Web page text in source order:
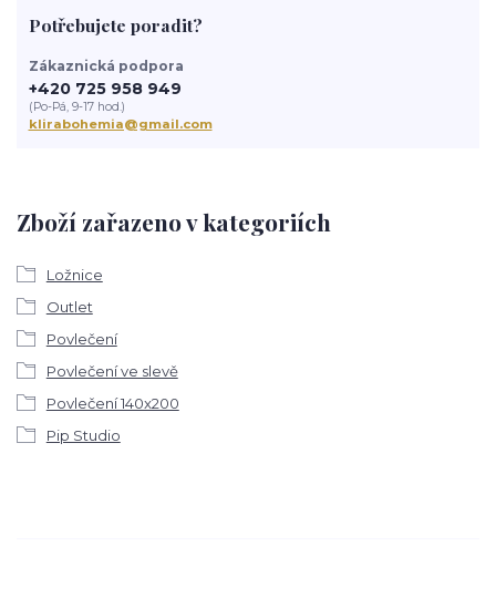
Zboží zařazeno v kategoriích
Ložnice
Outlet
Povlečení
Povlečení ve slevě
Povlečení 140x200
Pip Studio
Potřebujete poradit?
Zákaznická podpora
+420 725 958 949
(Po-Pá, 9-17 hod.)
klirabohemia@gmail.com